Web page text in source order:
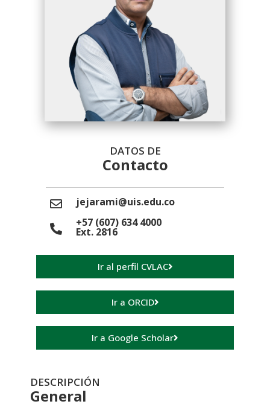
DATOS DE
Contacto
jejarami@uis.edu.co
+57 (607) 634 4000
Ext. 2816
Ir al perfil CVLAC
Ir a ORCID
Ir a Google Scholar
DESCRIPCIÓN
General